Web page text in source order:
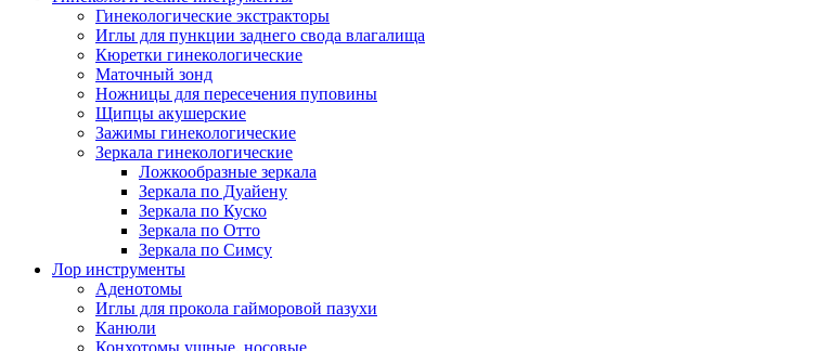
Гинекологические экстракторы
Иглы для пункции заднего свода влагалища
Кюретки гинекологические
Маточный зонд
Ножницы для пересечения пуповины
Щипцы акушерские
Зажимы гинекологические
Зеркала гинекологические
Ложкообразные зеркала
Зеркала по Дуайену
Зеркала по Куско
Зеркала по Отто
Зеркала по Симсу
Лор инструменты
Аденотомы
Иглы для прокола гайморовой пазухи
Канюли
Конхотомы ушные, носовые